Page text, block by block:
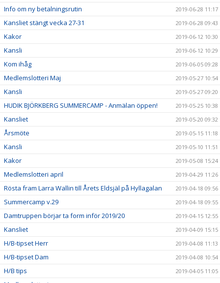
Info om ny betalningsrutin 2019-06-28 11:17
Kansliet stängt vecka 27-31 2019-06-28 09:43
Kakor 2019-06-12 10:30
Kansli 2019-06-12 10:29
Kom ihåg 2019-06-05 09:28
Medlemslotteri Maj 2019-05-27 10:54
Kansli 2019-05-27 09:20
HUDIK BJÖRKBERG SUMMERCAMP - Anmälan öppen! 2019-05-25 10:38
Kansliet 2019-05-20 09:32
Årsmöte 2019-05-15 11:18
Kansli 2019-05-10 11:51
Kakor 2019-05-08 15:24
Medlemslotteri april 2019-04-29 11:26
Rösta fram Larra Wallin till Årets Eldsjäl på Hyllagalan 2019-04-18 09:56
Summercamp v.29 2019-04-18 09:55
Damtruppen börjar ta form inför 2019/20 2019-04-15 12:55
Kansliet 2019-04-09 15:15
H/B-tipset Herr 2019-04-08 11:13
H/B-tipset Dam 2019-04-08 10:54
H/B tips 2019-04-05 11:05